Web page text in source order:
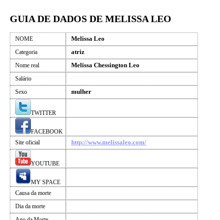
GUIA DE DADOS DE MELISSA LEO
NOME Melissa Leo
Categoria atriz
Nome real Melissa Chessington Leo
Salário
Sexo
mulher
TWITTER
FACEBOOK
Site oficial
http://www.melissaleo.com/
YOUTUBE
MY SPACE
Causa da morte
Dia da morte